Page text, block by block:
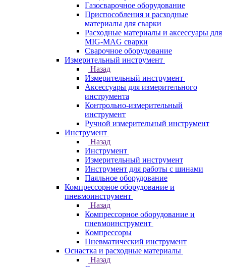
Газосварочное оборудование
Приспособления и расходные
материалы для сварки
Расходные материалы и аксессуары для
MIG-MAG сварки
Сварочное оборудование
Измерительный инструмент
Назад
Измерительный инструмент
Аксессуары для измерительного
инструмента
Контрольно-измерительный
инструмент
Ручной измерительный инструмент
Инструмент
Назад
Инструмент
Измерительный инструмент
Инструмент для работы с шинами
Паяльное оборудование
Компрессорное оборудование и
пневмоинструмент
Назад
Компрессорное оборудование и
пневмоинструмент
Компрессоры
Пневматический инструмент
Оснастка и расходные материалы
Назад